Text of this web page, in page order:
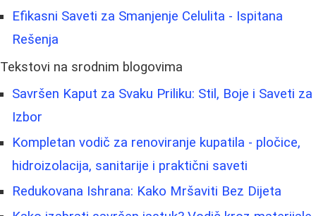
Efikasni Saveti za Smanjenje Celulita - Ispitana
Rešenja
Tekstovi na srodnim blogovima
Savršen Kaput za Svaku Priliku: Stil, Boje i Saveti za
Izbor
Kompletan vodič za renoviranje kupatila - pločice,
hidroizolacija, sanitarije i praktični saveti
Redukovana Ishrana: Kako Mršaviti Bez Dijeta